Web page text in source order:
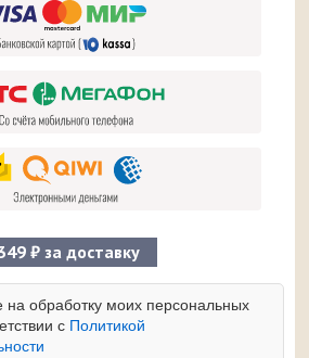
₽ за доставку
на обработку моих персональных
с Политикой